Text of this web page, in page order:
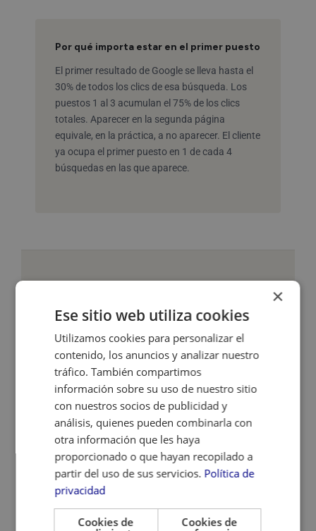
Por qué importa estar en el primer puesto
El primer resultado de Google se lleva hasta el
30% de todos los clics de esa búsqueda. Los
puestos 1 al 3 acumulan el 75% de los clics
totales. Aparecer en la segunda página
equivale, en la práctica, a no aparecer. El cliente
ya ocupa el primer puesto en 1 de cada 4
búsquedas en las que aparece.
¿Cuántas personas pueden
encontrar al cliente cada
mes?
Cada búsqueda posicionada tiene un volumen:
cuántas veces al mes hace alguien esa
búsqueda en Google. Aquí está el alcance real
del proyecto.
POSICIÓN EN
DISPONIBLES
DEL
TOTAL
×
Ese sitio web utiliza cookies
Utilizamos cookies para personalizar el
contenido, los anuncios y analizar nuestro
tráfico. También compartimos
información sobre su uso de nuestro sitio
con nuestros socios de publicidad y
análisis, quienes pueden combinarla con
otra información que les haya
proporcionado o que hayan recopilado a
partir del uso de sus servicios. Política de
privacidad
Cookies de
Cookies de